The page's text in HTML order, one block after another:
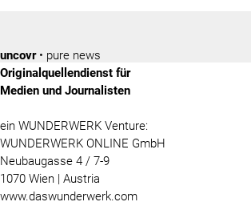
uncovr• pure news
Originalquellendienst für
Medien und Journalisten
ein WUNDERWERK Venture:
WUNDERWERK ONLINE GmbH
Neubaugasse 4 / 7-9
1070 Wien | Austria
www.daswunderwerk.com